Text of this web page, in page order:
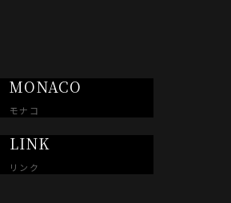
MONACO
モナコ
LINK
リンク